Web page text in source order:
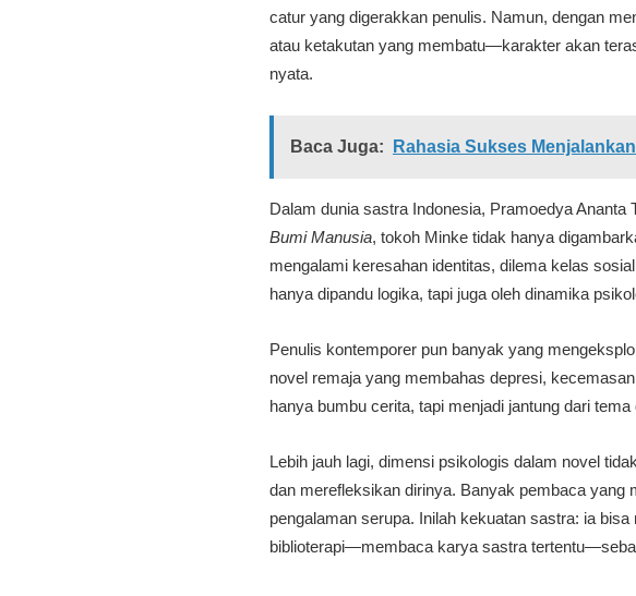
catur yang digerakkan penulis. Namun, dengan
atau ketakutan yang membatu—karakter akan
nyata.
Baca Juga: Rahasia Sukses
Dalam dunia sastra Indonesia, Pramoedya
Bumi Manusia, tokoh Minke tidak hanya
mengalami keresahan identitas, dilema kelas
hanya dipandu logika, tapi juga oleh dinamika
Penulis kontemporer pun banyak yang
novel remaja yang membahas depresi,
hanya bumbu cerita, tapi menjadi jantung dari
Lebih jauh lagi, dimensi psikologis dalam novel
dan merefleksikan dirinya. Banyak pembaca yang
pengalaman serupa. Inilah kekuatan sastra: ia
biblioterapi—membaca karya sastra